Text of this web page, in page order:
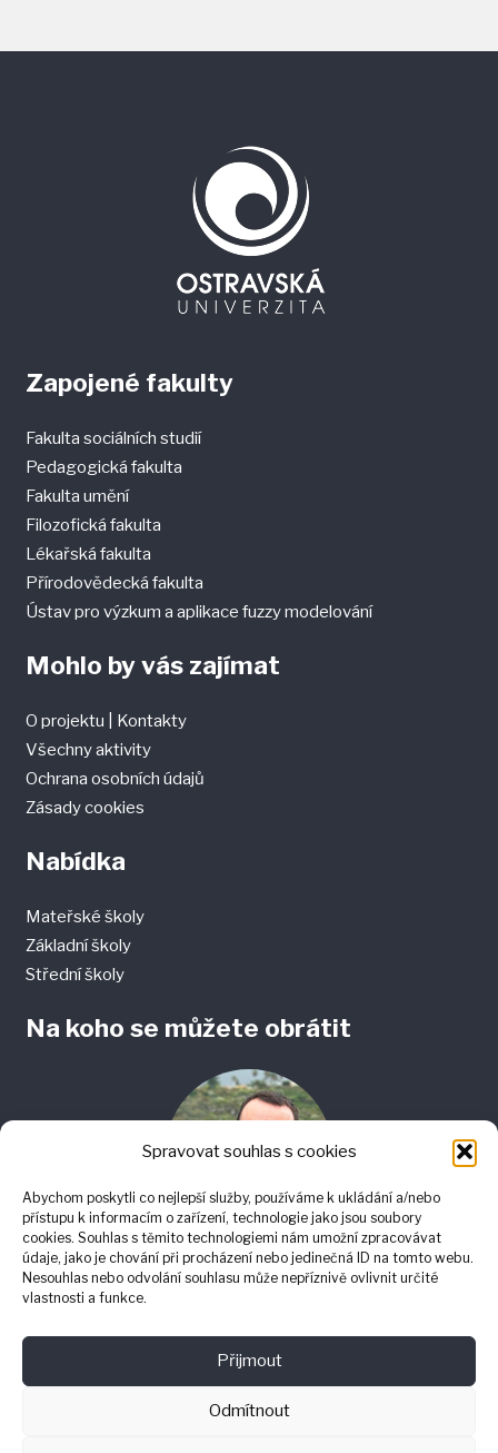
Spravovat souhlas s cookies
Abychom poskytli co nejlepší služby, používáme k ukládání a/nebo
přístupu k informacím o zařízení, technologie jako jsou soubory
cookies. Souhlas s těmito technologiemi nám umožní zpracovávat
údaje, jako je chování při procházení nebo jedinečná ID na tomto webu.
Nesouhlas nebo odvolání souhlasu může nepříznivě ovlivnit určité
vlastnosti a funkce.
Přijmout
Odmítnout
Zapojené fakulty
Fakulta sociálních studií
Pedagogická fakulta
Fakulta umění
Filozofická fakulta
Lékařská fakulta
Přírodovědecká fakulta
Ústav pro výzkum a aplikace fuzzy modelování
Mohlo by vás zajímat
O projektu
Kontakty
Všechny aktivity
Ochrana osobních údajů
Zásady cookies
Nabídka
Mateřské školy
Základní školy
Střední školy
Na koho se můžete obrátit
Mgr. Stanislav Ožana, Ph.D.
Koordinátor projektu
E-mail: stanislav.ozana@osu.cz